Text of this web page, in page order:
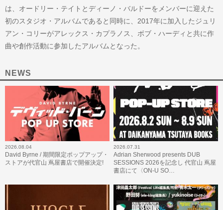
は、オードリー・テイトとディーノ・バルドーをメンバーに迎えた
初のスタジオ・アルバムであると同時に、2017年に加入したジュリ
アン・コリーがアレックス・カプラノス、ボブ・ハーディと共に作
曲や創作活動に参加したアルバムとなった。
NEWS
2026.08.04
David Byrne / 期間限定ポップアップ・
ストアが代官山 蔦屋書店で開催決定!
2026.07.31
Adrian Sherwood presents DUB
SESSIONS 2026を記念し 代官山 蔦屋
書店にて〈ON-U SO…